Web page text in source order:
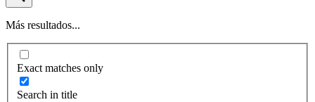
Más resultados...
Exact matches only
Search in title